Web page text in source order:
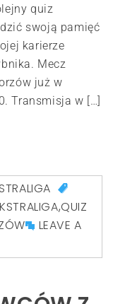
quiz
swoją pamięć
karierze
Mecz
już w
Transmisja w […]
,QUIZ
LEAVE A